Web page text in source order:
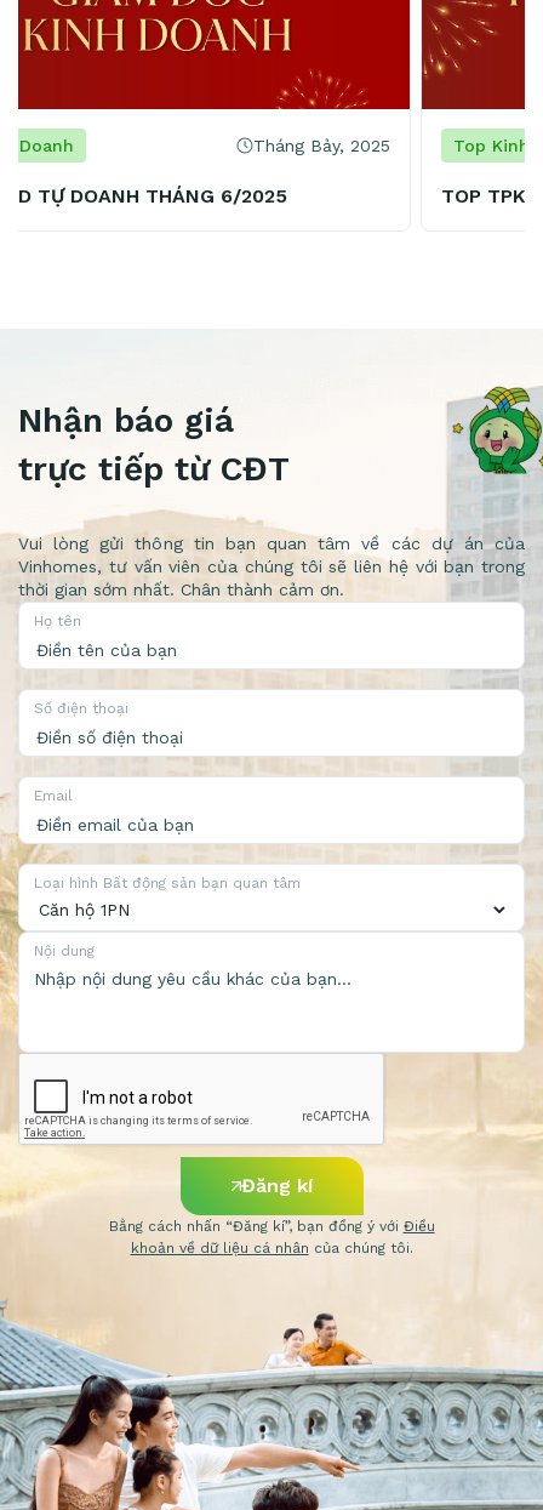
Top Kinh Doanh Tháng Bảy, 2025
TOP TPKD TỰ DOANH THÁNG 6/2025
Nhận báo giá
trực tiếp từ CĐT
Vui lòng gửi thông tin bạn quan tâm về các dự án của
Vinhomes, tư vấn viên của chúng tôi sẽ liên hệ với bạn trong
thời gian sớm nhất. Chân thành cảm ơn.
Họ tên
Số điện thoại
Email
Loại hình Bất động sản bạn quan tâm
Nội dung
Bằng cách nhấn “Đăng kí”, bạn đồng ý với Điều
khoản về dữ liệu cá nhân của chúng tôi.
Đăng kí